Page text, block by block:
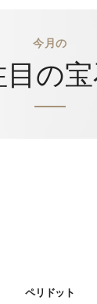
今月の
目の
ペリドット